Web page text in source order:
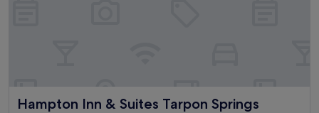
Hampton Inn & Suites Tarpon Springs
Hampton Inn & Suites Tarpon Springs